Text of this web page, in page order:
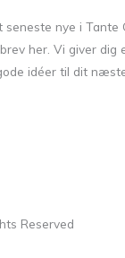
nye i Tante
her. Vi giver dig
idéer til dit
Reserved